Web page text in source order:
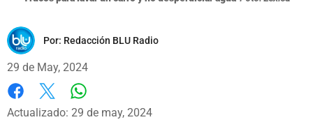
Por: Redacción BLU Radio
29 de May, 2024
Facebook
X
Actualizado: 29 de may, 2024